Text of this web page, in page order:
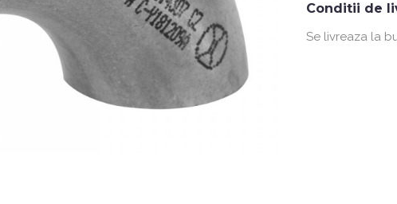
Conditii de
Se livreaza la